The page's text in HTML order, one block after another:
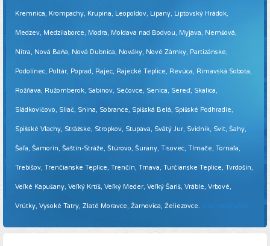
Kremnica, Krompachy, Krupina, Leopoldov, Lipany, Liptovský Hrádok,
Medzev, Medzilaborce, Modra, Moldava nad Bodvou, Myjava, Nemšová,
Nitra, Nová Baňa, Nová Dubnica, Nováky, Nové Zámky, Partizánske,
Podolínec, Poltár, Poprad, Rajec, Rajecké Teplice, Revúca, Rimavská Sobota,
Rožňava, Ružomberok, Sabinov, Sečovce, Senica, Sereď, Skalica,
Sládkovičovo, Sliač, Snina, Sobrance, Spišská Belá, Spišské Podhradie,
Spišské Vlachy, Strážske, Stropkov, Stupava, Svätý Jur, Svidník, Svit, Šahy,
Šaľa, Šamorín, Šaštín-Stráže, Štúrovo, Šurany, Tisovec, Tlmače, Tornaľa,
Trebišov, Trenčianske Teplice, Trenčín, Trnava, Turčianske Teplice, Tvrdošín,
Veľké Kapušany, Veľký Krtíš, Veľký Meder, Veľký Šariš, Vráble, Vrbové,
Vrútky, Vysoké Tatry, Zlaté Moravce, Žarnovica, Želiezovce. Viac informácií ...